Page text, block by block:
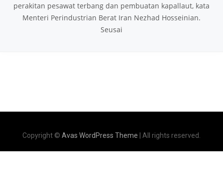
perakitan pesawat terbang dan pembuatan kapallaut, kata
Menteri Perindustrian Berat Iran Nezhad Hosseinian.
Seusai
Copyright © Avas WordPress Theme | All rights reserved.